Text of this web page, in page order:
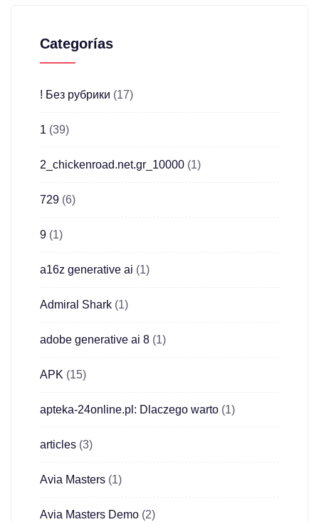
Categorías
! Без рубрики (17)
1 (39)
2_chickenroad.net.gr_10000 (1)
729 (6)
9 (1)
a16z generative ai (1)
Admiral Shark (1)
adobe generative ai 8 (1)
APK (15)
apteka-24online.pl: Dlaczego warto (1)
articles (3)
Avia Masters (1)
Avia Masters Demo (2)